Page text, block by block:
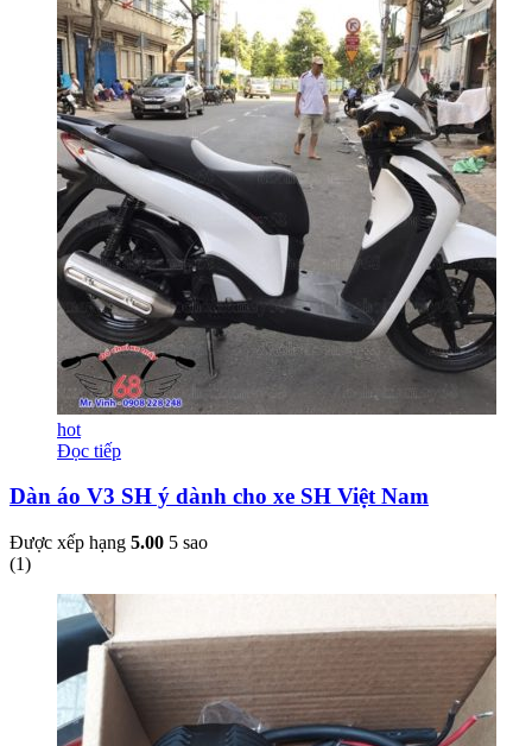
hot
Đọc tiếp
Dàn áo V3 SH ý dành cho xe SH Việt Nam
Được xếp hạng 5.00 5 sao
(1)